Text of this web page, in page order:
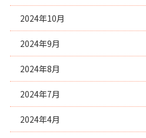
2024年10月
2024年9月
2024年8月
2024年7月
2024年4月